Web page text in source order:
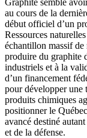
au cours de la
début officiel d’un
Ressources
échantillon massif
produire du graphite
industriels et à la
d’un financement
pour développer une
produits chimiques
positionner le
avancé destiné
et de la défense.